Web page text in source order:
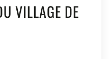
VILLAGE DE